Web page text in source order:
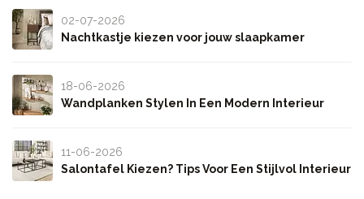
02-07-2026
Nachtkastje kiezen voor jouw slaapkamer
18-06-2026
Wandplanken Stylen In Een Modern Interieur
11-06-2026
Salontafel Kiezen? Tips Voor Een Stijlvol Interieur